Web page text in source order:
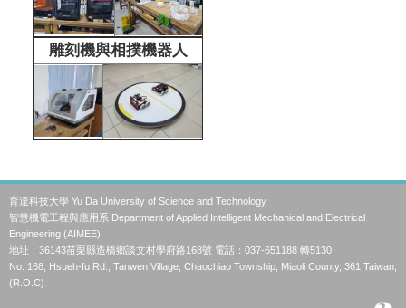
雕刻機與相撲機器人
育達科技大學 Yu Da University of Science and Technology
智慧機電工程與應用系 Department of Applied Intelligent Mechanical and Electrical
Engineering (AIMEE)
地址：36143苗栗縣造橋鄉談文村學府路168號 電話：037-651188 轉5130
No. 168, Hsueh-fu Rd., Tanwen Village, Chaochiao Township, Miaoli County, 361 Taiwan,
(R.O.C)